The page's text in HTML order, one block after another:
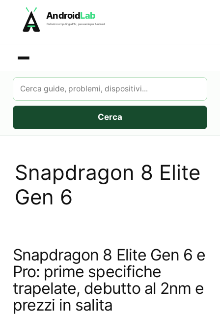
content
AndroidLab
Dal retrocomputing all'AI, passando per Android.
Cerca
AndroidLab
Cerca
Snapdragon 8 Elite
Gen 6
Snapdragon 8 Elite Gen 6 e
Pro: prime specifiche
trapelate, debutto al 2nm e
prezzi in salita